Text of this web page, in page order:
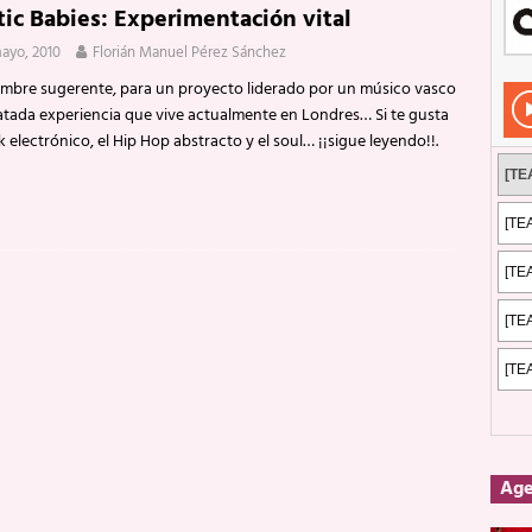
certificados
ENTREVISTAS
2 de mayo de 2026 en Fuengirola
Su ‘aullido’ retumbó ferozmente en Fuengirola.
REPORTAJES
La historia de Nintendo Vol. 2 PUBLICACIONES
Babies: Experimentación vital
2010 Florián Manuel Pérez Sánchez
sugerente, para un proyecto liderado por un músico vasco
experiencia que vive actualmente en Londres… Si te gusta
electrónico, el Hip Hop abstracto y el soul… ¡¡sigue leyendo!!.